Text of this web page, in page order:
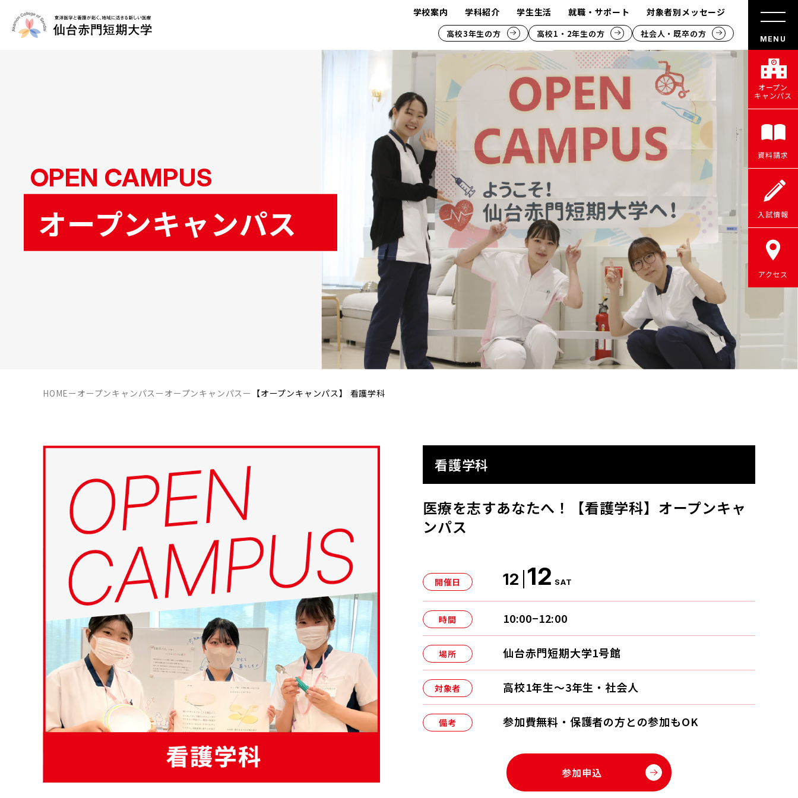
学校案内 学科紹介 学生生活 就職・サポート 対象者別メッセージ
高校3年生の方 高校1・2年生の方 社会人・既卒の方
オープン
キャンパス
資料請求
入試情報
アクセス
OPEN CAMPUS
オープンキャンパス
HOMEー オープンキャンパス ー オープンキャンパス ー 【オープンキャンパス】 看護学科
看護学科
医療を志すあなたへ！【看護学科】オープンキャ
ンパス
開催日 12 12 SAT
時間 10:00−12:00
場所 仙台赤門短期大学1号館
対象者 高校1年生〜3年生・社会人
備考 参加費無料・保護者の方との参加もOK
参加申込